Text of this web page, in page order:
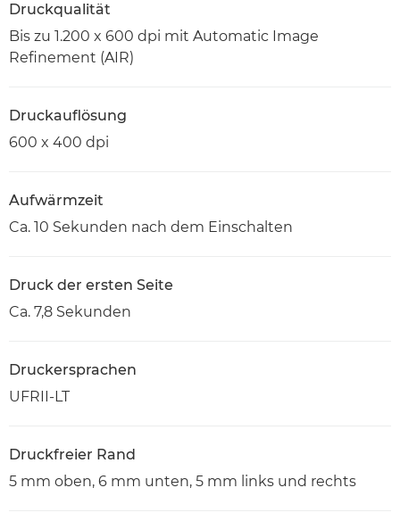
Druckqualität
Bis zu 1.200 x 600 dpi mit Automatic Image
Refinement (AIR)
Druckauflösung
600 x 400 dpi
Aufwärmzeit
Ca. 10 Sekunden nach dem Einschalten
Druck der ersten Seite
Ca. 7,8 Sekunden
Druckersprachen
UFRII-LT
Druckfreier Rand
5 mm oben, 6 mm unten, 5 mm links und rechts